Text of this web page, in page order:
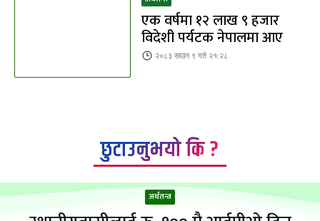
एक वर्षमा १२ लाख ९ हजार
विदेशी पर्यटक नेपालमा आए
२०८३ साउन ९ गते २१:२८
छुटाउनुभयो कि ?
अर्थतन्त्र